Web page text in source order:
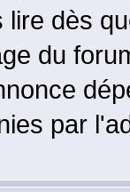
dès
du
par